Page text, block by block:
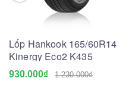
Lốp Hankook 165/60R14
Kinergy Eco2 K435
930.000₫ 1.230.000₫